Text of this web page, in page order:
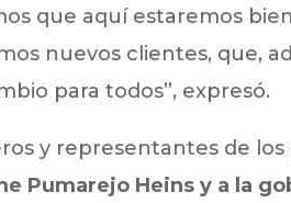
que aquí estaremos
nuevos clientes, que,
para todos”, expresó.
y representantes de los
Pumarejo Heins y a la